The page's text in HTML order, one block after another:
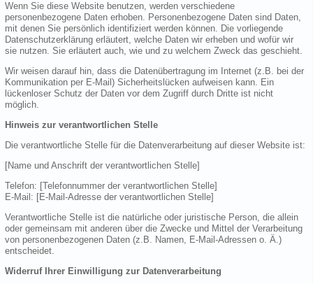
Wenn Sie diese Website benutzen, werden verschiedene
personenbezogene Daten erhoben. Personenbezogene Daten sind Daten,
mit denen Sie persönlich identifiziert werden können. Die vorliegende
Datenschutzerklärung erläutert, welche Daten wir erheben und wofür wir
sie nutzen. Sie erläutert auch, wie und zu welchem Zweck das geschieht.
Wir weisen darauf hin, dass die Datenübertragung im Internet (z.B. bei der
Kommunikation per E-Mail) Sicherheitslücken aufweisen kann. Ein
lückenloser Schutz der Daten vor dem Zugriff durch Dritte ist nicht
möglich.
Hinweis zur verantwortlichen Stelle
Die verantwortliche Stelle für die Datenverarbeitung auf dieser Website ist:
[Name und Anschrift der verantwortlichen Stelle]
Telefon: [Telefonnummer der verantwortlichen Stelle]
E-Mail: [E-Mail-Adresse der verantwortlichen Stelle]
Verantwortliche Stelle ist die natürliche oder juristische Person, die allein
oder gemeinsam mit anderen über die Zwecke und Mittel der Verarbeitung
von personenbezogenen Daten (z.B. Namen, E-Mail-Adressen o. Ä.)
entscheidet.
Widerruf Ihrer Einwilligung zur Datenverarbeitung